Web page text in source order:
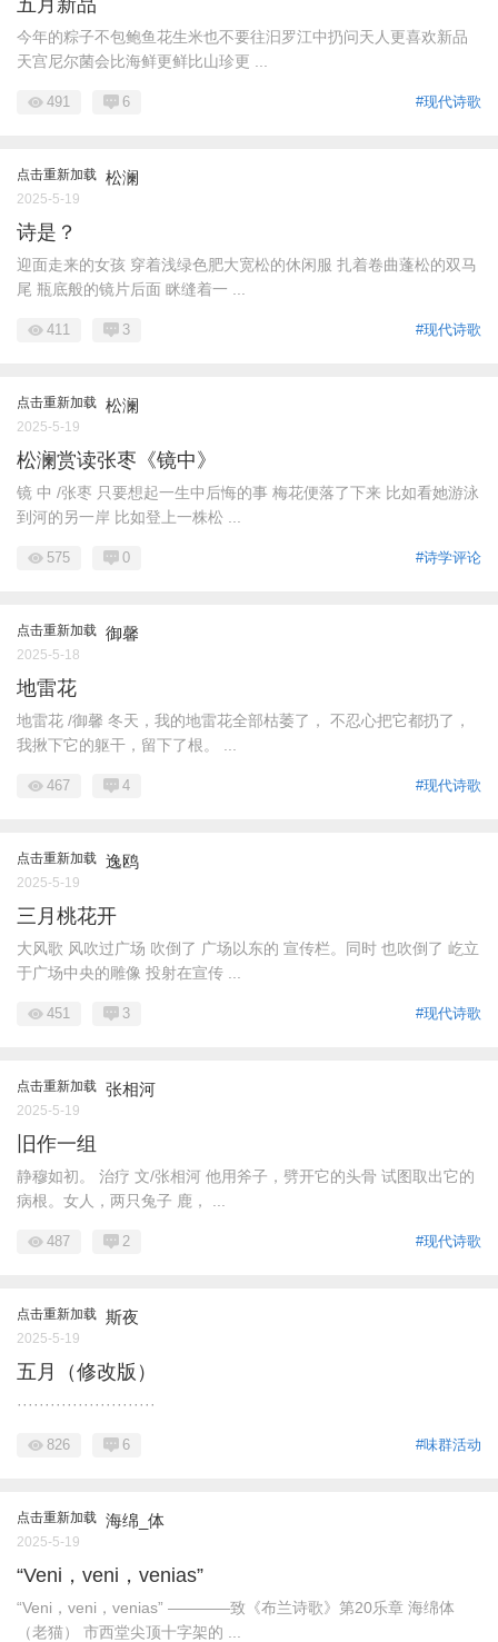
今年的粽子不包鲍鱼花生米也不要往汩罗江中扔问天人更喜欢新品
天宫尼尔菌会比海鲜更鲜比山珍更 ...
#现代诗歌
491 6
点击重新加载 松澜
2025-5-19
诗是？
迎面走来的女孩 穿着浅绿色肥大宽松的休闲服 扎着卷曲蓬松的双马
尾 瓶底般的镜片后面 眯缝着一 ...
#现代诗歌
411 3
点击重新加载 松澜
2025-5-19
松澜赏读张枣《镜中》
镜 中 /张枣 只要想起一生中后悔的事 梅花便落了下来 比如看她游泳
到河的另一岸 比如登上一株松 ...
#诗学评论
575 0
点击重新加载 御馨
2025-5-18
地雷花
地雷花 /御馨 冬天，我的地雷花全部枯萎了， 不忍心把它都扔了，
我揪下它的躯干，留下了根。 ...
#现代诗歌
467 4
点击重新加载 逸鸥
2025-5-19
三月桃花开
大风歌 风吹过广场 吹倒了 广场以东的 宣传栏。同时 也吹倒了 屹立
于广场中央的雕像 投射在宣传 ...
#现代诗歌
451 3
点击重新加载 张相河
2025-5-19
旧作一组
静穆如初。 治疗 文/张相河 他用斧子，劈开它的头骨 试图取出它的
病根。女人，两只兔子 鹿， ...
#现代诗歌
487 2
点击重新加载 斯夜
2025-5-19
五月（修改版）
·························
#味群活动
826 6
点击重新加载 海绵_体
2025-5-19
“Veni，veni，venias”
“Veni，veni，venias” ————致《布兰诗歌》第20乐章 海绵体
（老猫） 市西堂尖顶十字架的 ...